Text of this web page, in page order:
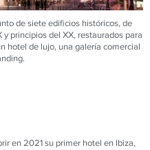
de siete edificios históricos, de
principios del XX, restaurados para
hotel de lujo, una galería comercial
en 2021 su primer hotel en Ibiza,